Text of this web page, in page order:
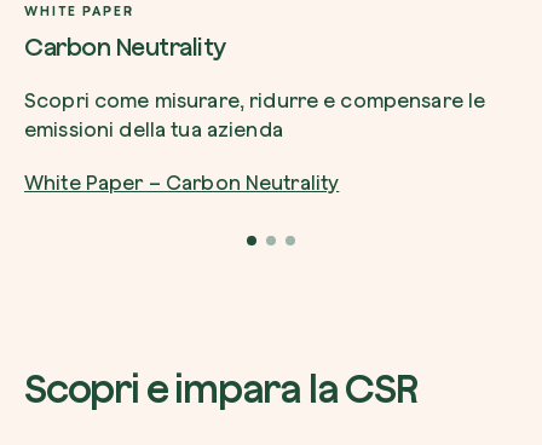
WHITE PAPER
Carbon Neutrality
Scopri come misurare, ridurre e compensare le
emissioni della tua azienda
White Paper – Carbon Neutrality
Scopri e impara la CSR